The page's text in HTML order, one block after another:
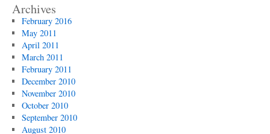
Archives
February 2016
May 2011
April 2011
March 2011
February 2011
December 2010
November 2010
October 2010
September 2010
August 2010